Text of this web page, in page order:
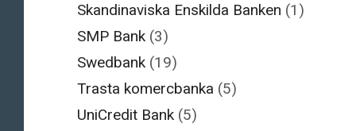
Skandinaviska Enskilda Banken (1)
SMP Bank (3)
Swedbank (19)
Trasta komercbanka (5)
UniCredit Bank (5)